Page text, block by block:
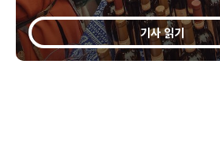
기사 읽기